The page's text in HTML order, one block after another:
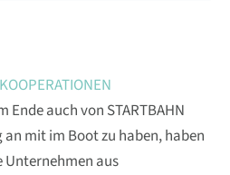
auch von STARTBAHN
mit im Boot zu haben, haben
aus